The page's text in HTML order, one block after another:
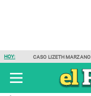
HOY: CASO LIZETH MARZANO